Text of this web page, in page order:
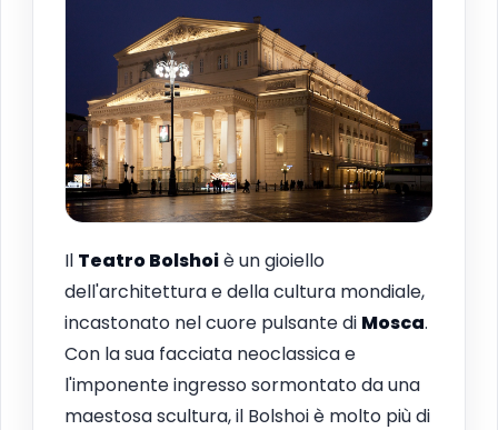
Il Teatro Bolshoiè un gioiello
dell'architettura e della cultura mondiale,
incastonato nel cuore pulsante di Mosca.
Con la sua facciata neoclassica e
l'imponente ingresso sormontato da una
maestosa scultura, il Bolshoi è molto più di